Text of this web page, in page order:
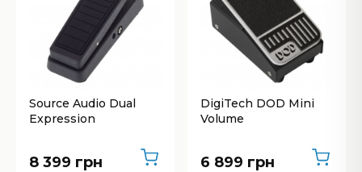
Source Audio Dual
Expression
8 399 грн
DigiTech DOD Mini
Volume
6 899 грн